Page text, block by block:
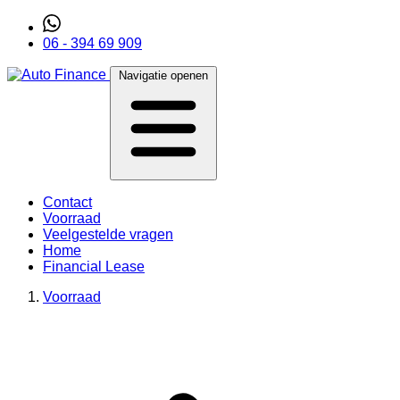
06 - 394 69 909
Navigatie openen
Contact
Voorraad
Veelgestelde vragen
Home
Financial Lease
Voorraad